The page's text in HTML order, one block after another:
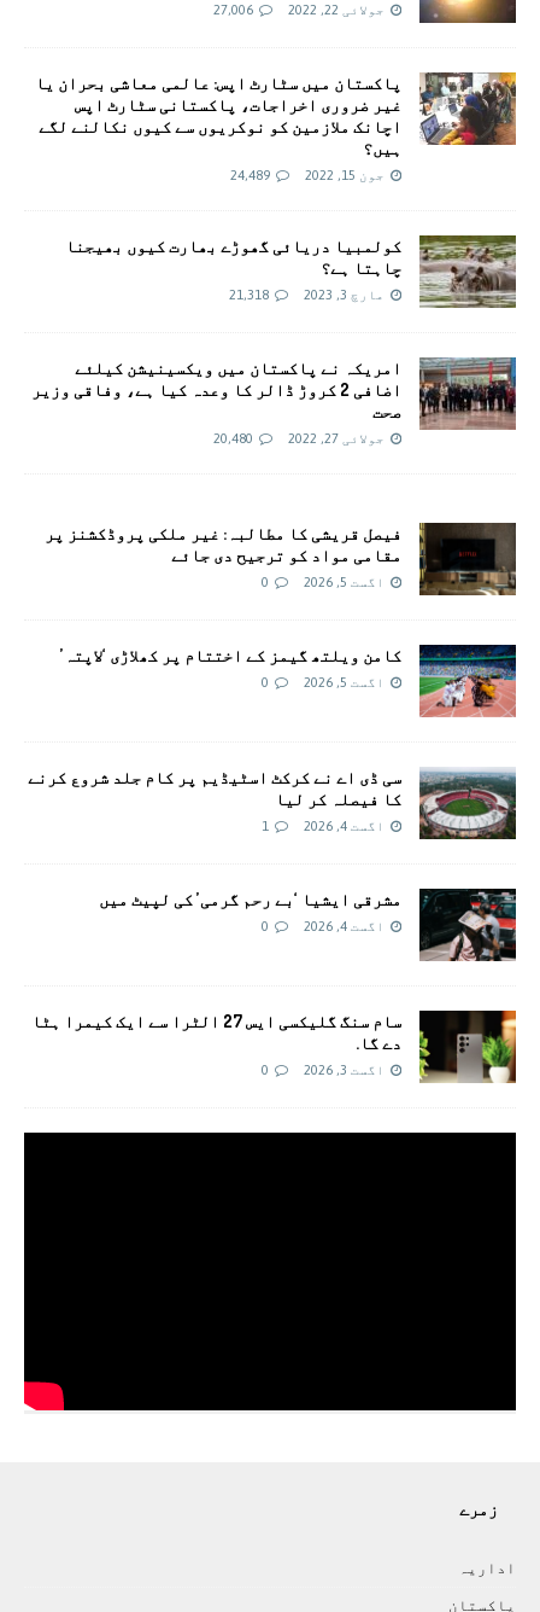
جولائی 22, 2022 27,006
پاکستان میں سٹارٹ اپس: عالمی معاشی بحران یا
غیر ضروری اخراجات، پاکستانی سٹارٹ اپس
اچانک ملازمین کو نوکریوں سے کیوں نکالنے لگے
ہیں؟
جون 15, 2022 24,489
کولمبیا دریائی گھوڑے بھارت کیوں بھیجنا
چاہتا ہے؟
مارچ 3, 2023 21,318
امريکہ نے پاکستان میں ویکسینیشن کیلئے
اضافی 2 کروڑ ڈالر کا وعدہ کیا ہے، وفاقی وزیر
صحت
جولائی 27, 2022 20,480
فیصل قریشی کا مطالبہ: غیر ملکی پروڈکشنز پر
مقامی مواد کو ترجیح دی جائے
اگست 5, 2026 0
کامن ویلتھ گیمز کے اختتام پر کھلاڑی ‘لاپتہ’
اگست 5, 2026 0
سی ڈی اے نے کرکٹ اسٹیڈیم پر کام جلد شروع کرنے
کا فیصلہ کر لیا
اگست 4, 2026 1
مشرقی ایشیا ‘بے رحم گرمی’ کی لپیٹ میں
اگست 4, 2026 0
سام سنگ گلیکسی ایس 27 الٹرا سے ایک کیمرا ہٹا
دے گا.
اگست 3, 2026 0
زمرے
اداريہ
پاکستان